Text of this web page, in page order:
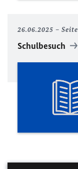
26.06.2025 Seite
Schulbesuch